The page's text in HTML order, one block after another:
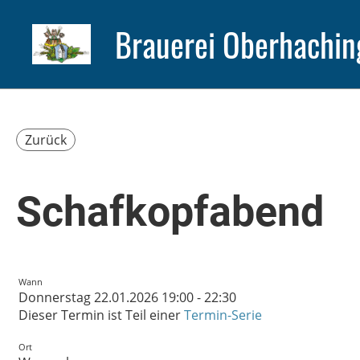
Brauerei
Zurück
Schafkopfabend
Wann
Donnerstag 22.01.2026 19:00 - 22:30
Dieser Termin ist Teil einerTermin-Serie
Ort